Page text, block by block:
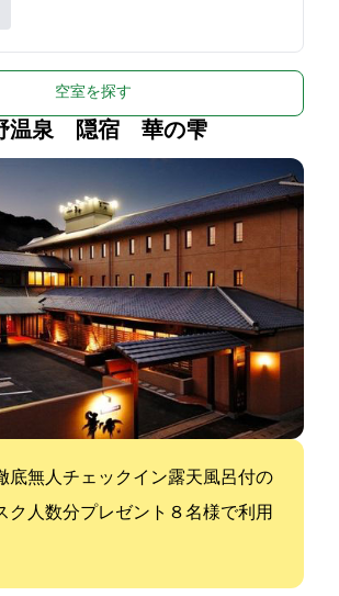
空室を探す
温泉 隠宿 華の雫
底/無人チェックイン/露天風呂付の
ク人数分プレゼント/８名様で利用